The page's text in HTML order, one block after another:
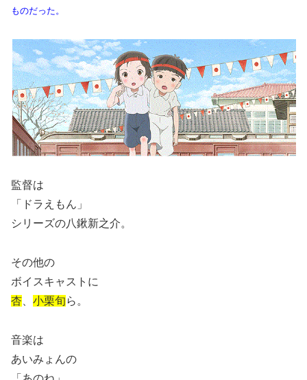
ものだった。
監督は
「ドラえもん」
シリーズの八鍬新之介。
その他の
ボイスキャストに
杏
小栗旬ら。
音楽は
あいみょんの